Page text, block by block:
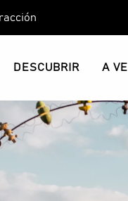
DESCUBRIR A